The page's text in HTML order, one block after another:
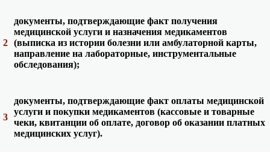
2
документы, подтверждающие факт получения
медицинской услуги и назначения медикаментов
(выписка из истории болезни или амбулаторной карты,
направление на лабораторные, инструментальные
обследования);
3
документы, подтверждающие факт оплаты медицинской
услуги и покупки медикаментов (кассовые и товарные
чеки, квитанции об оплате, договор об оказании платных
медицинских услуг).